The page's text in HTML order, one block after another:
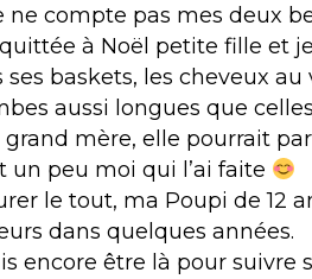
compte pas mes deux
quittée à Noël petite fille et
ses baskets, les cheveux
aussi longues que
grand mère, elle pourrait
un peu moi qui l’ai faite
le tout, ma Poupi de 12
dans quelques années.
encore être là pour suivre